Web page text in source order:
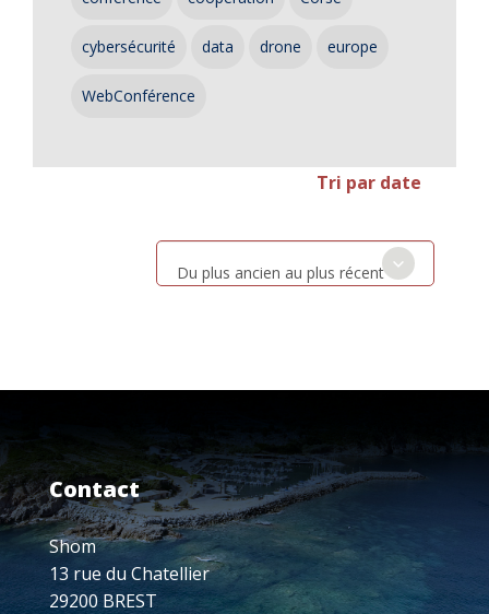
cybersécurité data drone europe
WebConférence
Tri par date
Du plus ancien au plus récent
Contact
Shom
13 rue du Chatellier
29200 BREST